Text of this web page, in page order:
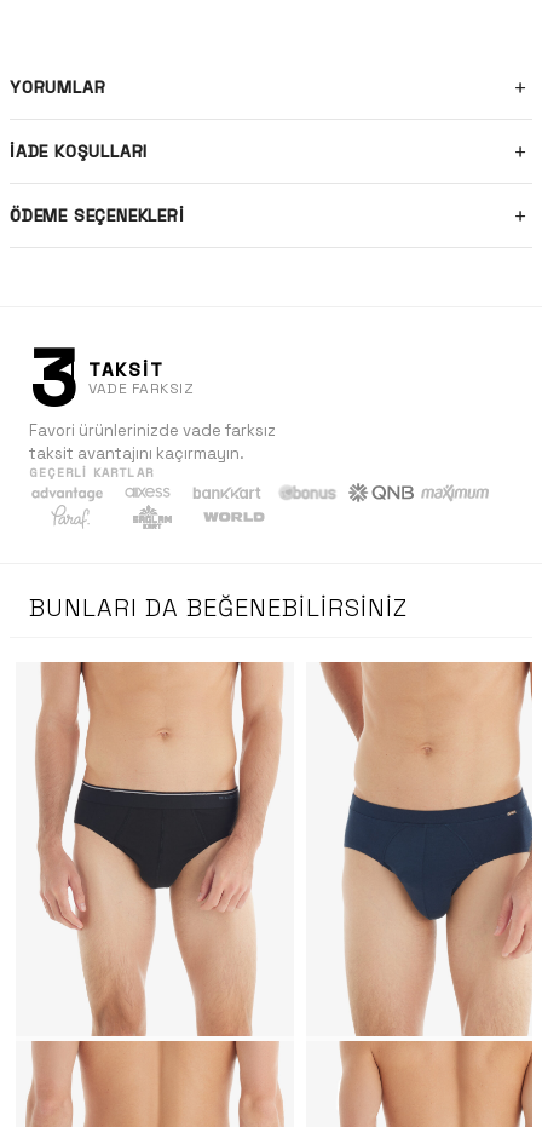
YORUMLAR
İADE KOŞULLARI
ÖDEME SEÇENEKLERI
3 TAKSİT
VADE FARKSIZ
Favori ürünlerinizde vade farksız
taksit avantajını kaçırmayın.
GEÇERLI KARTLAR
BUNLARI DA BEĞENEBILIRSINIZ